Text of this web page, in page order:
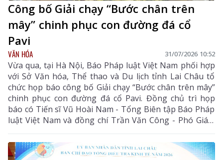
Công bố Giải chạy “Bước chân trên
mây” chinh phục con đường đá cổ
Pavi
VĂN HÓA 31/07/2026 10:52
Vừa qua, tại Hà Nội, Báo Pháp luật Việt Nam phối hợp
với Sở Văn hóa, Thể thao và Du lịch tỉnh Lai Châu tổ
chức họp báo công bố Giải chạy “Bước chân trên mây”
chinh phục con đường đá cổ Pavi. Đồng chủ trì họp
báo có Tiến sĩ Vũ Hoài Nam - Tổng Biên tập Báo Pháp
luật Việt Nam và đồng chí Trần Văn Công - Phó Giám
đốc Sở Văn hóa, Thể thao và Du lịch tỉnh Lai Châu.